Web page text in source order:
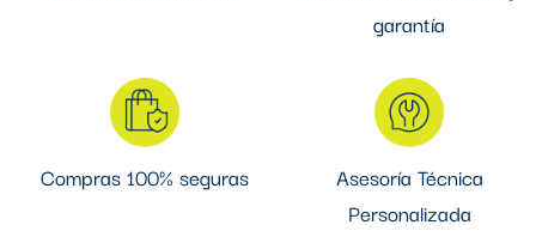
garantía
Compras 100% seguras
Asesoría Técnica
Personalizada